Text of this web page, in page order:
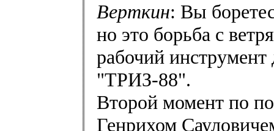
Верткин: Вы
но это борьба с
рабочий инструмент
"ТРИЗ-88".
Второй момент по
Генрихом